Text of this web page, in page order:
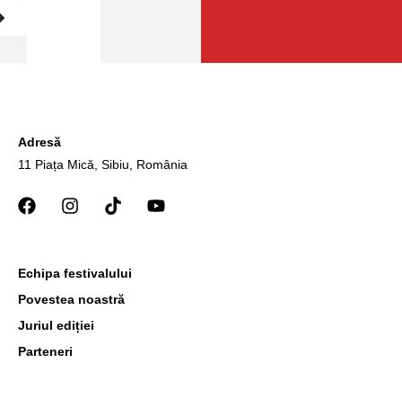
Adresă
11 Piața Mică, Sibiu, România
Echipa festivalului
Povestea noastră
Juriul ediției
Parteneri